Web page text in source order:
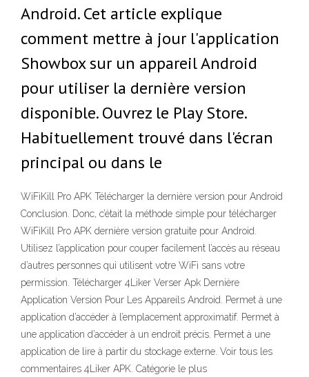
Android. Cet article explique
comment mettre à jour l'application
Showbox sur un appareil Android
pour utiliser la dernière version
disponible. Ouvrez le Play Store.
Habituellement trouvé dans l'écran
principal ou dans le
WiFiKill Pro APK Télécharger la dernière version pour Android
Conclusion. Donc, c’était la méthode simple pour télécharger
WiFiKill Pro APK dernière version gratuite pour Android.
Utilisez l’application pour couper facilement l’accès au réseau
d’autres personnes qui utilisent votre WiFi sans votre
permission. Télécharger 4Liker Verser Apk Dernière
Application Version Pour Les Appareils Android. Permet à une
application d’accéder à l’emplacement approximatif. Permet à
une application d’accéder à un endroit précis. Permet à une
application de lire à partir du stockage externe. Voir tous les
commentaires 4Liker APK. Catégorie le plus